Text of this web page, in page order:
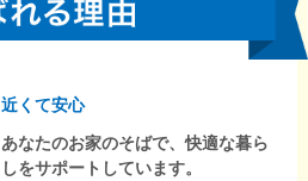
近くて安心
あなたのお家のそばで、快適な暮ら
しをサポートしています。